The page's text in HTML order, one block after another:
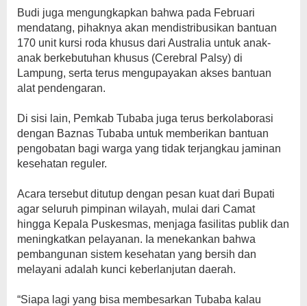
Budi juga mengungkapkan bahwa pada Februari
mendatang, pihaknya akan mendistribusikan bantuan
170 unit kursi roda khusus dari Australia untuk anak-
anak berkebutuhan khusus (Cerebral Palsy) di
Lampung, serta terus mengupayakan akses bantuan
alat pendengaran.
Di sisi lain, Pemkab Tubaba juga terus berkolaborasi
dengan Baznas Tubaba untuk memberikan bantuan
pengobatan bagi warga yang tidak terjangkau jaminan
kesehatan reguler.
​Acara tersebut ditutup dengan pesan kuat dari Bupati
agar seluruh pimpinan wilayah, mulai dari Camat
hingga Kepala Puskesmas, menjaga fasilitas publik dan
meningkatkan pelayanan. Ia menekankan bahwa
pembangunan sistem kesehatan yang bersih dan
melayani adalah kunci keberlanjutan daerah.
“Siapa lagi yang bisa membesarkan Tubaba kalau